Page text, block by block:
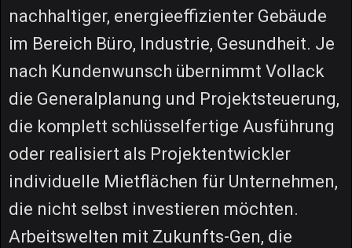
nachhaltiger, energieeffizienter Gebäude
im Bereich Büro, Industrie, Gesundheit. Je
nach Kundenwunsch übernimmt Vollack
die Generalplanung und Projektsteuerung,
die komplett schlüsselfertige Ausführung
oder realisiert als Projektentwickler
individuelle Mietflächen für Unternehmen,
die nicht selbst investieren möchten.
Arbeitswelten mit Zukunfts-Gen, die